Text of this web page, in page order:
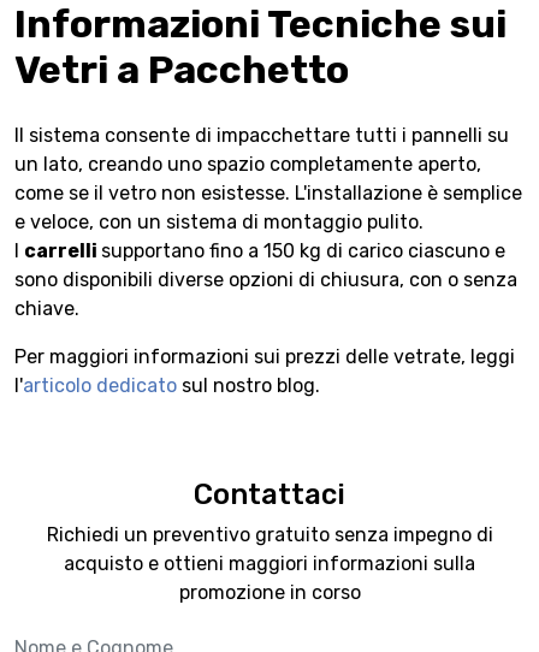
Informazioni Tecniche sui
Vetri a Pacchetto
Il sistema consente di impacchettare tutti i pannelli su
un lato, creando uno spazio completamente aperto,
come se il vetro non esistesse. L'installazione è semplice
e veloce, con un sistema di montaggio pulito.
I carrelli supportano fino a 150 kg di carico ciascuno e
sono disponibili diverse opzioni di chiusura, con o senza
chiave.
Per maggiori informazioni sui prezzi delle vetrate, leggi
l'articolo dedicato sul nostro blog.
Contattaci
Richiedi un preventivo gratuito senza impegno di
acquisto e ottieni maggiori informazioni sulla
promozione in corso
Nome e cognome